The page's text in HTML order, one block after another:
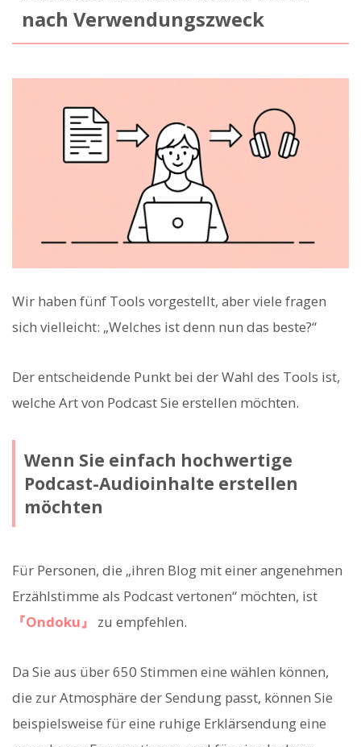
nach Verwendungszweck
Wir haben fünf Tools vorgestellt, aber viele fragen
sich vielleicht: „Welches ist denn nun das beste?“
Der entscheidende Punkt bei der Wahl des Tools ist,
welche Art von Podcast Sie erstellen möchten.
Wenn Sie einfach hochwertige
Podcast-Audioinhalte erstellen
möchten
Für Personen, die „ihren Blog mit einer angenehmen
Erzählstimme als Podcast vertonen“ möchten, ist
『Ondoku』
zu empfehlen.
Da Sie aus über 650 Stimmen eine wählen können,
die zur Atmosphäre der Sendung passt, können Sie
beispielsweise für eine ruhige Erklärsendung eine